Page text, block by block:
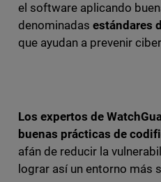
el software aplicando
denominadas estándares
que ayudan a prevenir
Los expertos de
buenas prácticas de
afán de reducir la
lograr así un entorno más